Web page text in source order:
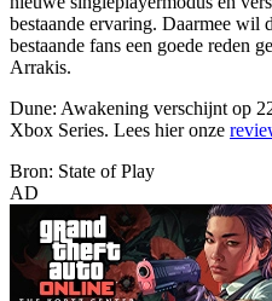
bestaande ervaring. Daarmee wil
bestaande fans een goede reden
Arrakis.
Dune: Awakening verschijnt op
Xbox Series. Lees hier onze
Bron: State of Play
AD